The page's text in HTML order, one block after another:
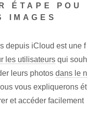
ÉTAPE POU
IMAGES
depuis iCloud est une f
les utilisateurs qui souh
leurs photos dans le n
vous expliquerons ét
et accéder facilement